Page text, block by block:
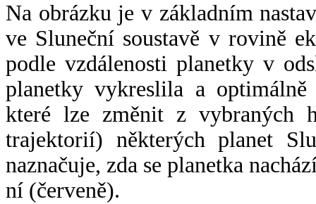
Na obrázku je v základním
ve Sluneční soustavě v rovině
podle vzdálenosti planetky v
planetky vykreslila a
které lze změnit z vybraných
trajektorií) některých planet
naznačuje, zda se planetka
ní (červeně).